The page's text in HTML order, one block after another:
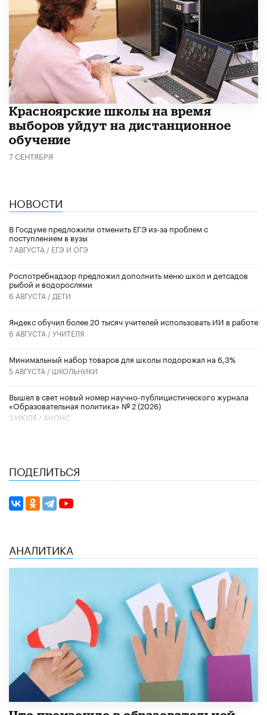
Красноярские школы на время
выборов уйдут на дистанционное
обучение
7 СЕНТЯБРЯ
НОВОСТИ
В Госдуме предложили отменить ЕГЭ из-за проблем с
поступлением в вузы
7 АВГУСТА / ЕГЭ И ОГЭ
Роспотребнадзор предложил дополнить меню школ и детсадов
рыбой и водорослями
6 АВГУСТА / ДЕТИ
​Яндекс обучил более 20 тысяч учителей использовать ИИ в работе
6 АВГУСТА /УЧИТЕЛЯ
Минимальный набор товаров для школы подорожал на 6,3%
5 АВГУСТА / ШКОЛЬНИКИ
Вышел в свет новый номер научно-публицистического журнала
«Образовательная политика» № 2 (2026)
3 ИЮЛЯ / АНОНС
ПОДЕЛИТЬСЯ
АНАЛИТИКА